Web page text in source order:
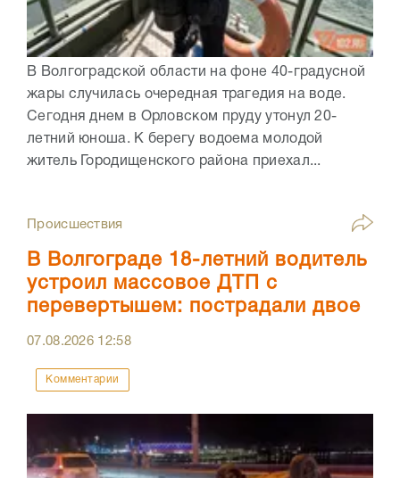
В Волгоградской области на фоне 40-градусной
жары случилась очередная трагедия на воде.
Сегодня днем в Орловском пруду утонул 20-
летний юноша. К берегу водоема молодой
житель Городищенского района приехал...
Происшествия
В Волгограде 18-летний водитель
устроил массовое ДТП с
перевертышем: пострадали двое
07.08.2026 12:58
Комментарии